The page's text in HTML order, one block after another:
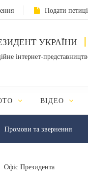
Подати
УКРАЇНИ
інтернет-
ВІДЕО
Промови та звернення
Офіс Президента